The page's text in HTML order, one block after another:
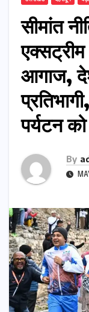
सीमांत
आगाज,
पर्यटन
By